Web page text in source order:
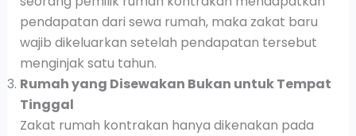
pendapatan dari sewa rumah, maka zakat baru
wajib dikeluarkan setelah pendapatan tersebut
menginjak satu tahun.
Rumah yang Disewakan Bukan untuk Tempat
Tinggal
Zakat rumah kontrakan hanya dikenakan pada